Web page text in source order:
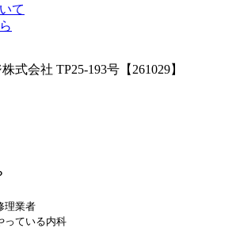
て
式会社 TP25-193号【261029】
理業者
っている内科